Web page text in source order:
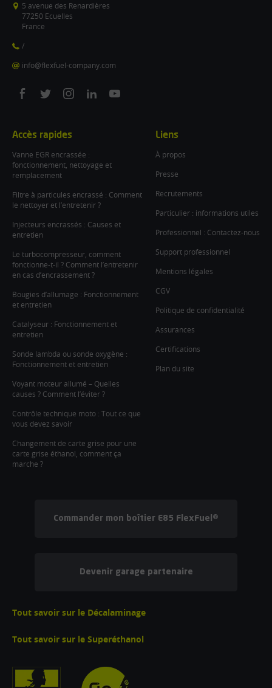
5 avenue des Renardières
77250 Ecuelles
France
/
info@flexfuel-company.com
On
On
On
On
On
Accès rapides
Vanne EGR encrassée :
fonctionnement, nettoyage et
remplacement
Filtre à particules encrassé : Comment
le nettoyer et l’entretenir ?
Injecteurs encrassés : Causes et
entretien
Le turbocompresseur, comment
fonctionne-t-il ? Comment l’entretenir
en cas d’encrassement ?
Bougies d’allumage : Fonctionnement
et entretien
Catalyseur : Fonctionnement et
entretien
Sonde lambda ou sonde oxygène :
Fonctionnement et entretien
Voyant moteur allumé – Quelles
causes ? Comment l’éviter ?
Contrôle technique moto : Tout ce que
vous devez savoir
Changement de carte grise pour une
carte grise éthanol, comment ça
marche ?
Liens
À propos
Presse
Recrutements
Particulier : informations utiles
Professionnel : Contactez-nous
Support professionnel
Mentions légales
CGV
Politique de confidentialité
Assurances
Certifications
Plan du site
Commander mon boîtier E85 FlexFuel®
Devenir garage partenaire
Tout savoir sur le Décalaminage
Tout savoir sur le Superéthanol